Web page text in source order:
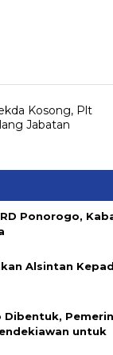
Kosong, Plt
Jabatan
Ponorogo,
Alsintan
Dibentuk,
untuk